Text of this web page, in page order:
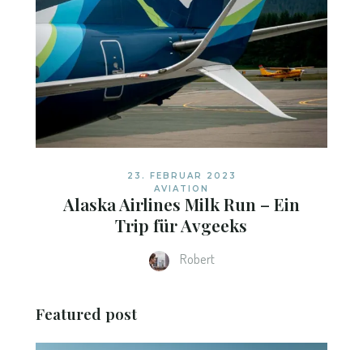
23. FEBRUAR 2023
AVIATION
Alaska Airlines Milk Run – Ein
Trip für Avgeeks
Robert
Featured post